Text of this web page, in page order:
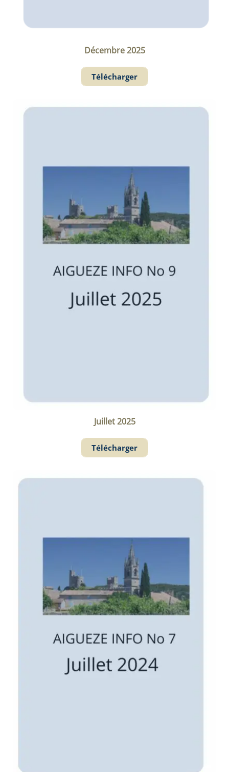
Décembre 2025
Télécharger
Juillet 2025
Télécharger